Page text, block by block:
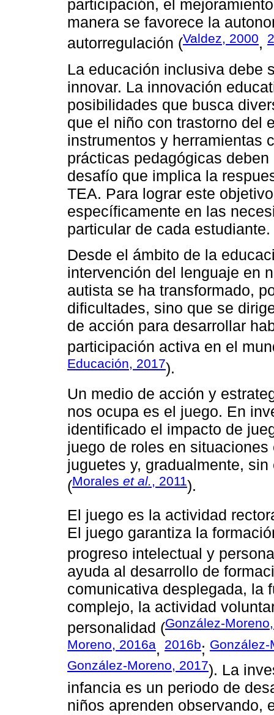
participación, el
manera se favorece la
autorregulación (Valdez, 2000,
La educación inclusiva debe
innovar. La innovación
posibilidades que busca
que el niño con trastorno del
instrumentos y herramientas
prácticas pedagógicas
desafío que implica la
TEA. Para lograr este
específicamente en las
particular de cada estudiante.
Desde el ámbito de la
intervención del lenguaje en
autista se ha transformado,
dificultades, sino que se
de acción para desarrollar
participación activa en el
Educación, 2017).
Un medio de acción y
nos ocupa es el juego. En
identificado el impacto de
juego de roles en
juguetes y, gradualmente,
(Morales et al., 2011).
El juego es la actividad
El juego garantiza la
progreso intelectual y
ayuda al desarrollo de
comunicativa desplegada, la
complejo, la actividad
personalidad (González-
Moreno, 2016a, 2016b;
González-Moreno, 2017). La
infancia es un periodo de
niños aprenden observando,